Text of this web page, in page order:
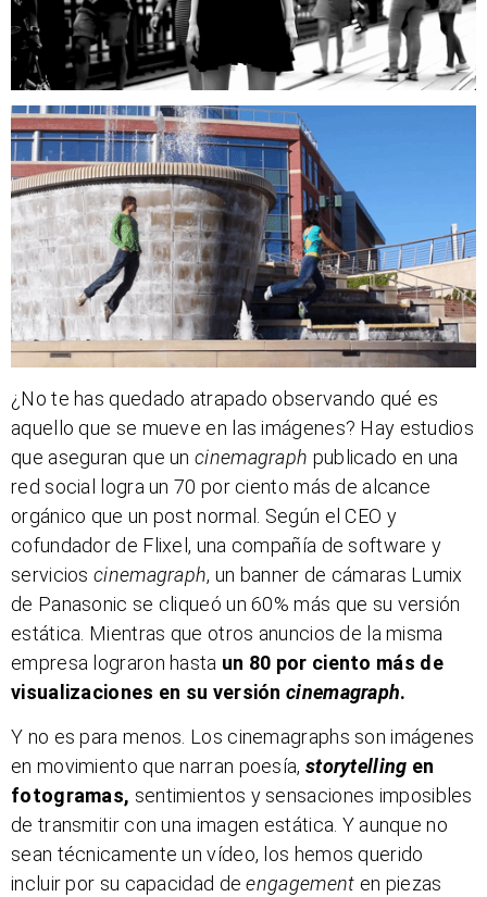
¿No te has quedado atrapado observando qué es
aquello que se mueve en las imágenes? Hay estudios
que aseguran que uncinemagraph publicado en una
red social logra un 70 por ciento más de alcance
orgánico que un post normal. Según el CEO y
cofundador de Flixel, una compañía de software y
servicios cinemagraph, un banner de cámaras Lumix
de Panasonic se cliqueó un 60% más que su versión
estática. Mientras que otros anuncios de la misma
empresa lograron hasta un 80 por ciento más de
visualizaciones en su versióncinemagraph.
Y no es para menos. Los cinemagraphs son imágenes
en movimiento que narran poesía, storytelling en
fotogramas, sentimientos y sensaciones imposibles
de transmitir con una imagen estática. Y aunque no
sean técnicamente un vídeo, los hemos querido
incluir por su capacidad deengagement en piezas